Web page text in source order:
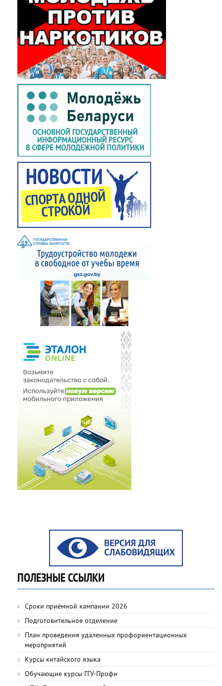
ПОЛЕЗНЫЕ ССЫЛКИ
Сроки приёмной кампании 2026
Подготовительное отделение
План проведения удаленных профориентационных
мероприятий
Курсы китайского языка
Обучающие курсы ГГУ-Профи